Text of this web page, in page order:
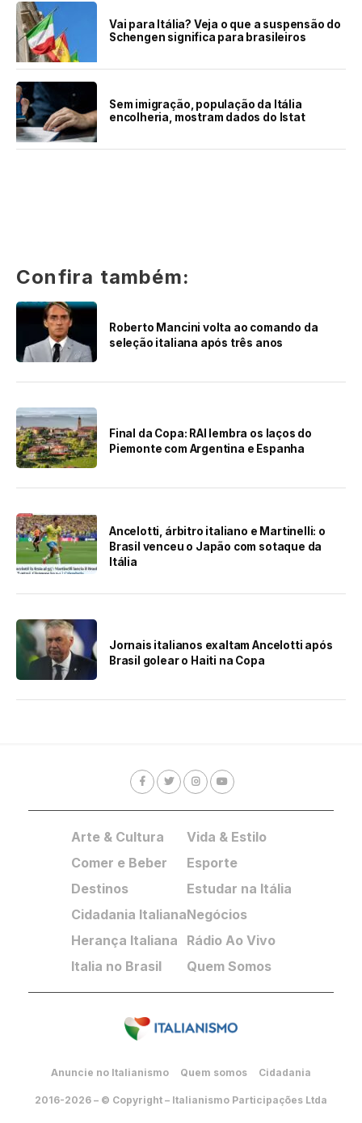
Vai para Itália? Veja o que a suspensão do
Schengen significa para brasileiros
Sem imigração, população da Itália
encolheria, mostram dados do Istat
Confira também:
Roberto Mancini volta ao comando da
seleção italiana após três anos
Final da Copa: RAI lembra os laços do
Piemonte com Argentina e Espanha
Ancelotti, árbitro italiano e Martinelli: o
Brasil venceu o Japão com sotaque da
Itália
Jornais italianos exaltam Ancelotti após
Brasil golear o Haiti na Copa
Arte & Cultura
Comer e Beber
Destinos
Cidadania Italiana
Herança Italiana
Italia no Brasil
Vida & Estilo
Esporte
Estudar na Itália
Negócios
Rádio Ao Vivo
Quem Somos
Anuncie no Italianismo Quem somos Cidadania
2016-2026 – © Copyright – Italianismo Participações Ltda